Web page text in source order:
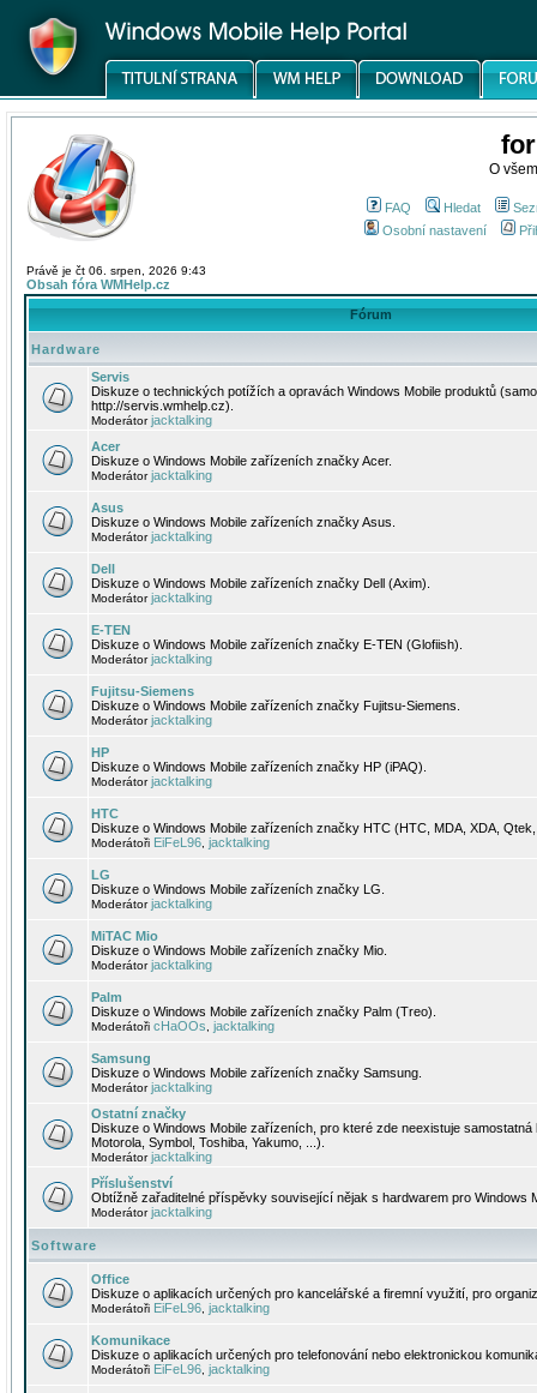
O
FAQ Hledat
Osobní nastavení
Právě je čt 06. srpen, 2026 9:43
Obsah fóra WMHelp.cz
Fórum
Hardware
Servis
Diskuze o technických potížích a opravách Windows Mobile produktů
http://servis.wmhelp.cz).
Moderátorjacktalking
Acer
Diskuze o Windows Mobile zařízeních značky Acer.
Moderátorjacktalking
Asus
Diskuze o Windows Mobile zařízeních značky Asus.
Moderátorjacktalking
Dell
Diskuze o Windows Mobile zařízeních značky Dell (Axim).
Moderátorjacktalking
E-TEN
Diskuze o Windows Mobile zařízeních značky E-TEN (Glofiish).
Moderátorjacktalking
Fujitsu-Siemens
Diskuze o Windows Mobile zařízeních značky Fujitsu-Siemens.
Moderátorjacktalking
HP
Diskuze o Windows Mobile zařízeních značky HP (iPAQ).
Moderátorjacktalking
HTC
Diskuze o Windows Mobile zařízeních značky HTC (HTC, MDA, XDA,
Moderátoři EiFeL96 jacktalking
LG
Diskuze o Windows Mobile zařízeních značky LG.
Moderátorjacktalking
MiTAC Mio
Diskuze o Windows Mobile zařízeních značky Mio.
Moderátorjacktalking
Palm
Diskuze o Windows Mobile zařízeních značky Palm (Treo).
Moderátoři cHaOOs jacktalking
Samsung
Diskuze o Windows Mobile zařízeních značky Samsung.
Moderátorjacktalking
Ostatní značky
Diskuze o Windows Mobile zařízeních, pro které zde neexistuje
Motorola, Symbol, Toshiba, Yakumo, ...).
Moderátorjacktalking
Příslušenství
Obtížně zařaditelné příspěvky související nějak s hardwarem pro Windows
Moderátorjacktalking
Software
Office
Diskuze o aplikacích určených pro kancelářské a firemní využití, pro
Moderátoři EiFeL96 jacktalking
Komunikace
Diskuze o aplikacích určených pro telefonování nebo elektronickou
Moderátoři EiFeL96 jacktalking